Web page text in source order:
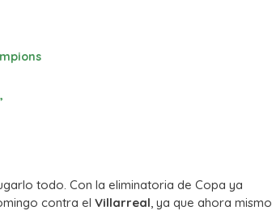
todo. Con la eliminatoria de Copa ya
contra el Villarreal, ya que ahora mismo